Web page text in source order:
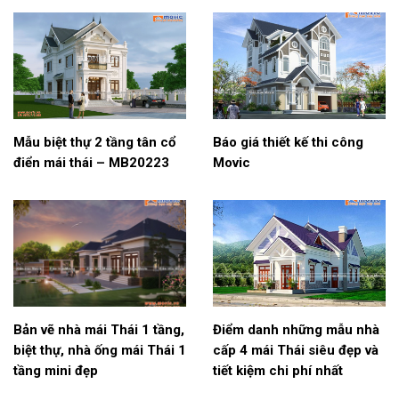
Mẫu biệt thự 2 tầng tân cổ
điển mái thái – MB20223
Báo giá thiết kế thi công
Movic
Bản vẽ nhà mái Thái 1 tầng,
biệt thự, nhà ống mái Thái 1
tầng mini đẹp
Điểm danh những mẫu nhà
cấp 4 mái Thái siêu đẹp và
tiết kiệm chi phí nhất